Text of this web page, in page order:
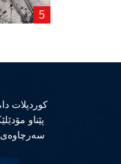
كوردپلات
پێناو
سەرچاوەی